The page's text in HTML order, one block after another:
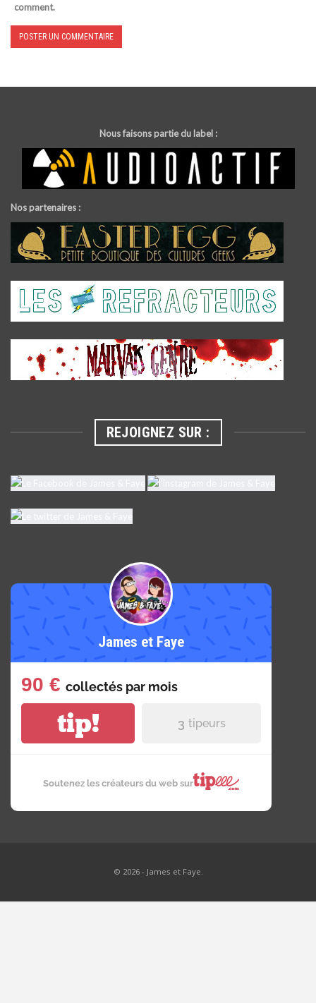
comment.
Nous faisons partie du label :
Nos partenaires :
REJOIGNEZ SUR :
James et Faye
90 € collectés par mois
tip! 3 tipeurs
Soutenez les créateurs du web sur
© 2026 - James et Faye.